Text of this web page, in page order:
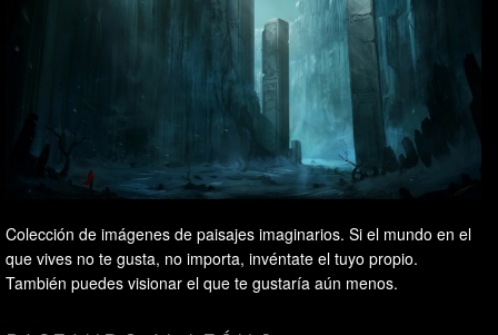
Colección de imágenes de paisajes imaginarios. Si el mundo en el
que vives no te gusta, no importa, invéntate el tuyo propio.
También puedes visionar el que te gustaría aún menos.